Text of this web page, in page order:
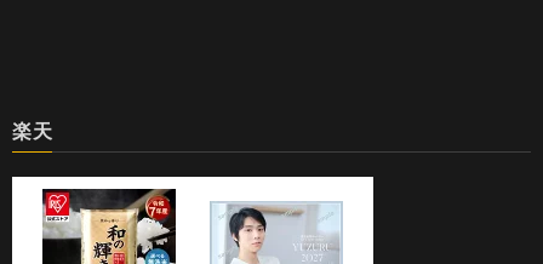
楽天